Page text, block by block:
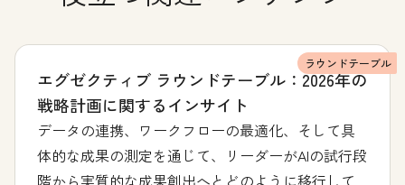
ラウンドテーブル
エグゼクティブ ラウンドテーブル：2026年の
戦略計画に関するインサイト
データの連携、ワークフローの最適化、そして具
体的な成果の測定を通じて、リーダーがAIの試行段